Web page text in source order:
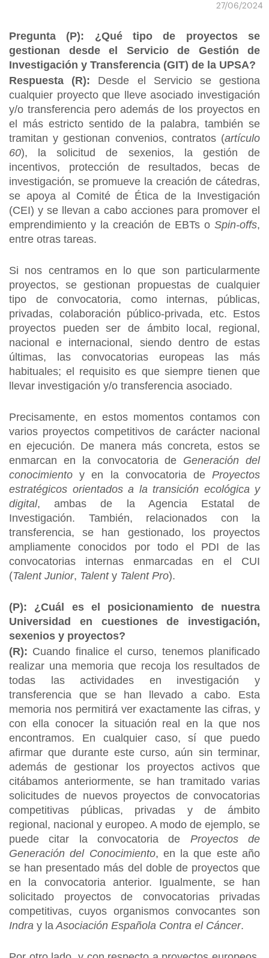
27/06/2024
Pregunta (P): ¿Qué tipo de proyectos se
gestionan desde el Servicio de Gestión de
Investigación y Transferencia (GIT) de la UPSA?
Respuesta (R): Desde el Servicio se gestiona
cualquier proyecto que lleve asociado investigación
y/o transferencia pero además de los proyectos en
el más estricto sentido de la palabra, también se
tramitan y gestionan convenios, contratos (artículo
60), la solicitud de sexenios, la gestión de
incentivos, protección de resultados, becas de
investigación, se promueve la creación de cátedras,
se apoya al Comité de Ética de la Investigación
(CEI) y se llevan a cabo acciones para promover el
emprendimiento y la creación de EBTs o Spin-offs,
entre otras tareas.
Si nos centramos en lo que son particularmente
proyectos, se gestionan propuestas de cualquier
tipo de convocatoria, como internas, públicas,
privadas, colaboración público-privada, etc. Estos
proyectos pueden ser de ámbito local, regional,
nacional e internacional, siendo dentro de estas
últimas, las convocatorias europeas las más
habituales; el requisito es que siempre tienen que
llevar investigación y/o transferencia asociado.
Precisamente, en estos momentos contamos con
varios proyectos competitivos de carácter nacional
en ejecución. De manera más concreta, estos se
enmarcan en la convocatoria de Generación del
conocimiento y en la convocatoria de Proyectos
estratégicos orientados a la transición ecológica y
digital, ambas de la Agencia Estatal de
Investigación. También, relacionados con la
transferencia, se han gestionado, los proyectos
ampliamente conocidos por todo el PDI de las
convocatorias internas enmarcadas en el CUI
(Talent Junior, Talenty Talent Pro).
(P): ¿Cuál es el posicionamiento de nuestra
Universidad en cuestiones de investigación,
sexenios y proyectos?
(R): Cuando finalice el curso, tenemos planificado
realizar una memoria que recoja los resultados de
todas las actividades en investigación y
transferencia que se han llevado a cabo. Esta
memoria nos permitirá ver exactamente las cifras, y
con ella conocer la situación real en la que nos
encontramos. En cualquier caso, sí que puedo
afirmar que durante este curso, aún sin terminar,
además de gestionar los proyectos activos que
citábamos anteriormente, se han tramitado varias
solicitudes de nuevos proyectos de convocatorias
competitivas públicas, privadas y de ámbito
regional, nacional y europeo. A modo de ejemplo, se
puede citar la convocatoria de Proyectos de
Generación del Conocimiento, en la que este año
se han presentado más del doble de proyectos que
en la convocatoria anterior. Igualmente, se han
solicitado proyectos de convocatorias privadas
competitivas, cuyos organismos convocantes son
Indra y laAsociación Española Contra el Cáncer.